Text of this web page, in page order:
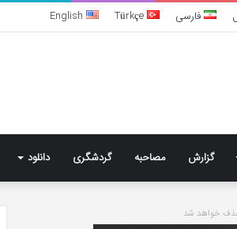
فارسی Türkçe
English
گزارش مصاحبه گردشگری دانلود
خواهد شد